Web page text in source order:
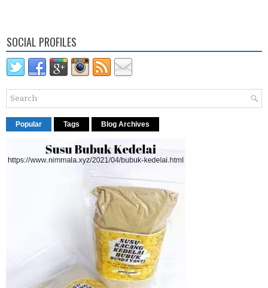
SOCIAL PROFILES
Popular Tags Blog Archives